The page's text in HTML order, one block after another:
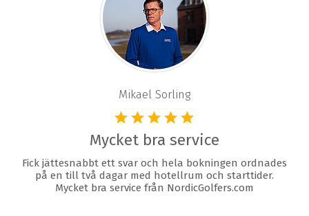
Mikael Sorling
Mycket bra service
Fick jättesnabbt ett svar och hela bokningen ordnades
på en till två dagar med hotellrum och starttider.
Mycket bra service från NordicGolfers.com